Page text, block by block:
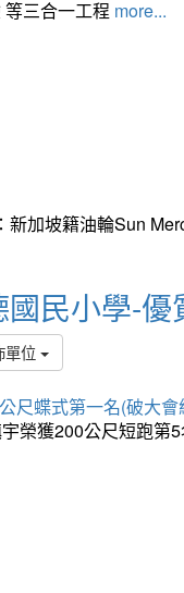
三合一工程 more...
新加坡籍油輪Sun
民小學-優
單位
尺蝶式第一名(破大會
榮獲200公尺短跑